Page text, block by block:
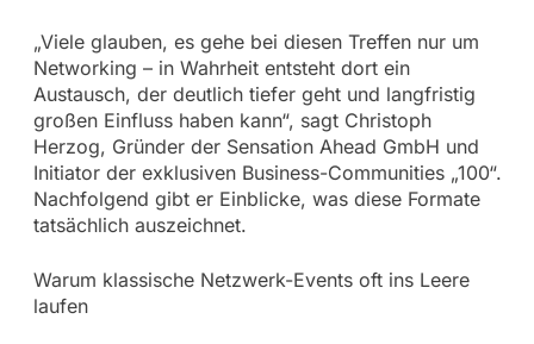
„Viele glauben, es gehe bei diesen Treffen nur um
Networking – in Wahrheit entsteht dort ein
Austausch, der deutlich tiefer geht und langfristig
großen Einfluss haben kann“, sagt Christoph
Herzog, Gründer der Sensation Ahead GmbH und
Initiator der exklusiven Business-Communities „100“.
Nachfolgend gibt er Einblicke, was diese Formate
tatsächlich auszeichnet.
Warum klassische Netzwerk-Events oft ins Leere
laufen